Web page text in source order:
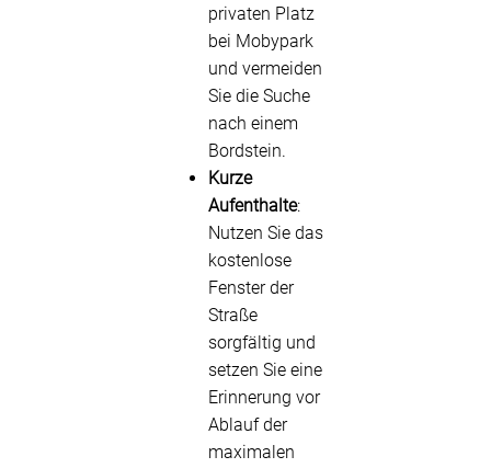
privaten Platz
bei Mobypark
und vermeiden
Sie die Suche
nach einem
Bordstein.
Kurze
Aufenthalte:
Nutzen Sie das
kostenlose
Fenster der
Straße
sorgfältig und
setzen Sie eine
Erinnerung vor
Ablauf der
maximalen